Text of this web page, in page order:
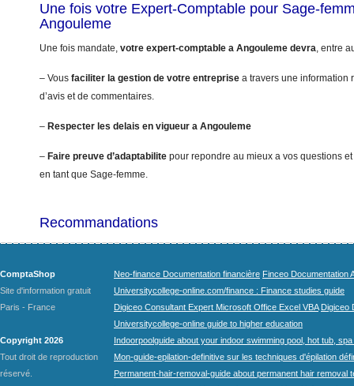
Une fois votre Expert-Comptable pour Sage-
Angouleme
Une fois mandate, votre expert-comptable a Angouleme devra, entre
– Vous faciliter la gestion de votre entreprise a travers une information
d’avis et de commentaires.
– Respecter les delais en vigueur a Angouleme
– Faire preuve d’adaptabilite pour repondre au mieux a vos questions
en tant que Sage-femme.
Recommandations
ComptaShop
Site d'information gratuit
Paris - France
Copyright 2026
Tout droit de reproduction
réservé.
Neo-finance Documentation financière Finceo Documentation
Universitycollege-online.com/finance : Finance studies guide
Digiceo Consultant Expert Microsoft Office Excel VBA Digiceo
Universitycollege-online guide to higher education
Indoorpoolguide about your indoor swimming pool, hot tub,
Mon-guide-epilation-definitive sur les techniques d'épilation
Permanent-hair-removal-guide about permanent hair removal